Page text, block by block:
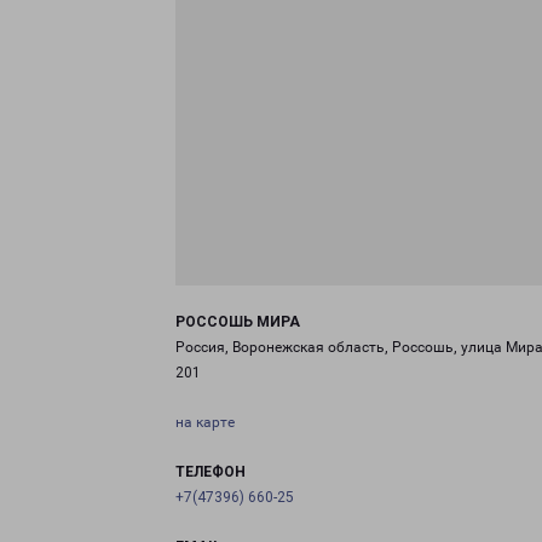
РОССОШЬ МИРА
Россия, Воронежская область, Россошь, улица
201
на карте
ТЕЛЕФОН
+7(47396) 660-25